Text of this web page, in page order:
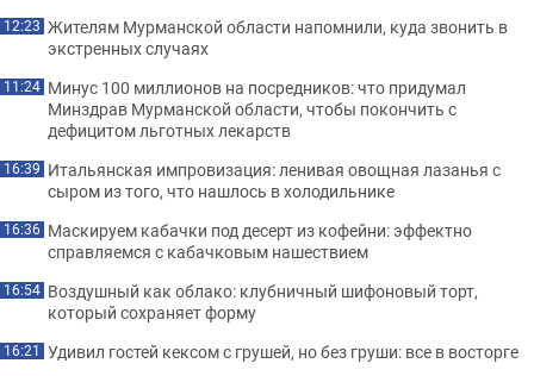
12:23 Жителям Мурманской области напомнили, куда звонить в
экстренных случаях
11:24 Минус 100 миллионов на посредников: что придумал
Минздрав Мурманской области, чтобы покончить с
дефицитом льготных лекарств
16:39 Итальянская импровизация: ленивая овощная лазанья с
сыром из того, что нашлось в холодильнике
16:36 Маскируем кабачки под десерт из кофейни: эффектно
справляемся с кабачковым нашествием
16:54 Воздушный как облако: клубничный шифоновый торт,
который сохраняет форму
16:21 Удивил гостей кексом с грушей, но без груши: все в восторге